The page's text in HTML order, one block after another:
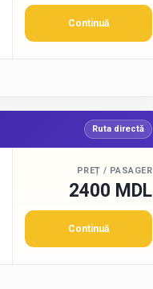
Continuă
Ruta directă
PREȚ / PASAGER
2400 MDL
Continuă